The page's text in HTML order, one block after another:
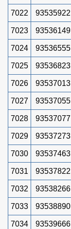
7022 93535922
7023 93536149
7024 93536555
7025 93536823
7026 93537013
7027 93537055
7028 93537077
7029 93537273
7030 93537463
7031 93537822
7032 93538266
7033 93538890
7034 93539666